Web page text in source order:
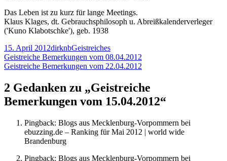
Das Leben ist zu kurz für lange Meetings.
Klaus Klages, dt. Gebrauchsphilosoph u. Abreißkalenderverleger
('Kuno Klabotschke'), geb. 1938
Veröffentlicht
am
15. April 2012Autor
dirknbKategorien
Geistreiches
Beitragsnavigation
Vorheriger
Beitrag:
Geistreiche Bemerkungen vom 08.04.2012
Nächster
Geistreiche Bemerkungen vom 22.04.2012
2 Gedanken zu „Geistreiche
Bemerkungen vom 15.04.2012“
Pingback: Blogs aus Mecklenburg-Vorpommern bei
ebuzzing.de – Ranking für Mai 2012 | world wide
Brandenburg
Pingback: Blogs aus Mecklenburg-Vorpommern bei